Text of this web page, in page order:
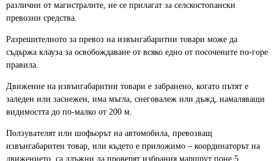
различни от магистралите, не се прилагат за селскостопански
превозни средства.
Разрешителното за превоз на извънгабаритни товари може да
съдържа клауза за освобождаване от всяко едно от посочените по-горе
правила.
Движение на извънгабаритни товари е забранено, когато пътят е
заледен или заснежен, има мъгла, снеговалеж или дъжд, намаляващи
видимостта до по-малко от 200 м.
Ползувателят или шофьорът на автомобила, превозващ
извънгабаритен товар, или където е приложимо – координаторът на
движението, са длъжни да проверят избрания маршрут поне 5